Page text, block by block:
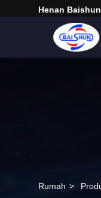
Henan
Rumah >